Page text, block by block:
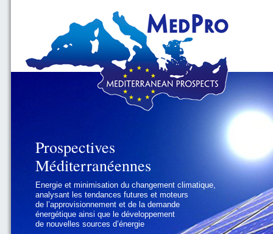
Prospectives
Méditerranéennes
Energie et minimisation du changement climatique,
analysant les tendances futures et moteurs
de l’approvisionnement et de la demande
énergétique ainsi que le développement
de nouvelles sources d’énergie
Prospectives
Méditerranéennes
Géopolitique et gouvernance, se focalisant sur les
défis politiques régionaux et internationaux
auxquels les pays méditerranéens
doivent faire face